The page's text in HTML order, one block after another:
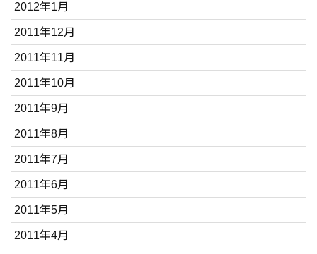
2012年1月
2011年12月
2011年11月
2011年10月
2011年9月
2011年8月
2011年7月
2011年6月
2011年5月
2011年4月